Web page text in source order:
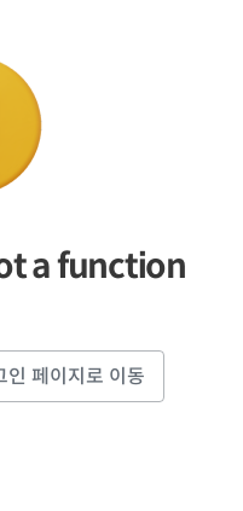
a function
인 페이지로 이동